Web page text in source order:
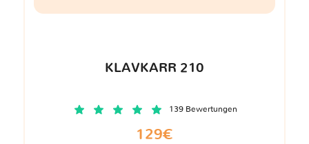
KLAVKARR 210
139 Bewertungen
129€